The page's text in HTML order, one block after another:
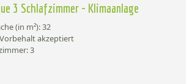
3 Schlafzimmer - Klimaanlage
(in m²): 32
akzeptiert
3